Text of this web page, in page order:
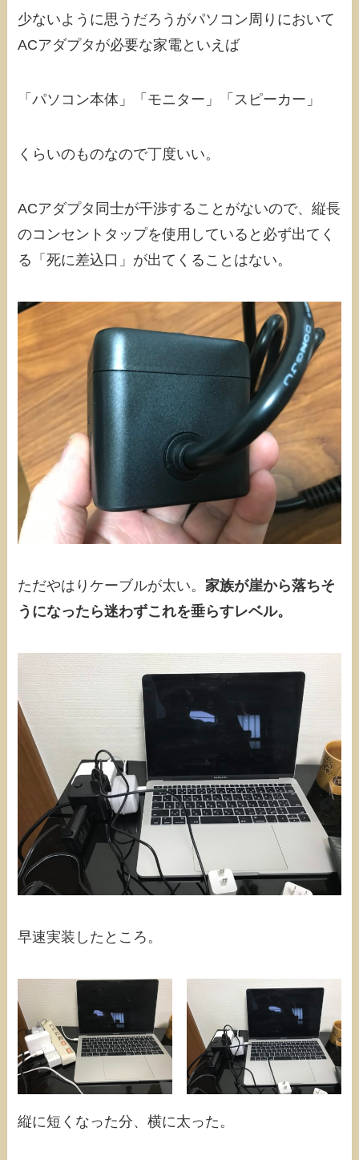
少ないように思うだろうがパソコン周りにおいて
ACアダプタが必要な家電といえば
「パソコン本体」「モニター」「スピーカー」
くらいのものなので丁度いい。
ACアダプタ同士が干渉することがないので、縦長
のコンセントタップを使用していると必ず出てく
る「死に差込口」が出てくることはない。
ただやはりケーブルが太い。家族が崖から落ちそ
うになったら迷わずこれを垂らすレベル。
早速実装したところ。
縦に短くなった分、横に太った。